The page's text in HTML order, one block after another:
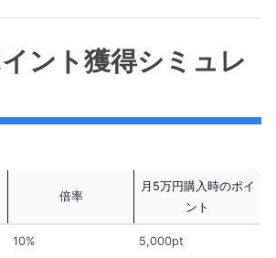
ント獲得シミュレ
倍率
月5万円購入時のポイ
ント
10% 5,000pt